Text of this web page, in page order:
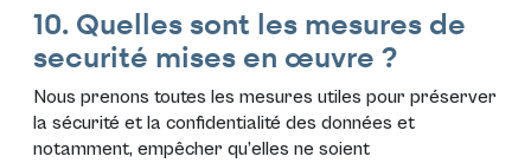
10. Quelles sont les mesures de
securité mises en œuvre ?
Nous prenons toutes les mesures utiles pour préserver
la sécurité et la confidentialité des données et
notamment, empêcher qu’elles ne soient